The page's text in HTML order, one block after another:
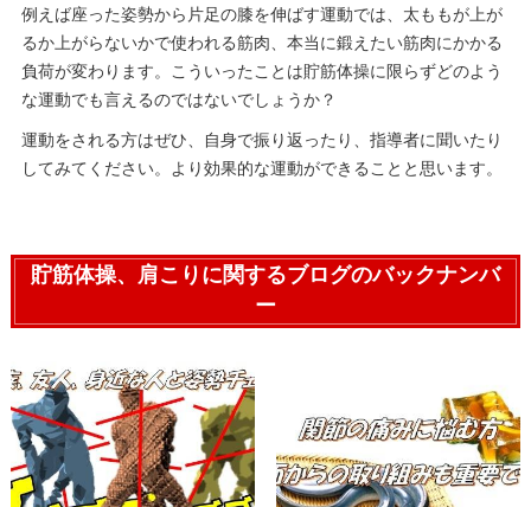
例えば座った姿勢から片足の膝を伸ばす運動では、太ももが上が
るか上がらないかで使われる筋肉、本当に鍛えたい筋肉にかかる
負荷が変わります。こういったことは貯筋体操に限らずどのよう
な運動でも言えるのではないでしょうか？
運動をされる方はぜひ、自身で振り返ったり、指導者に聞いたり
してみてください。より効果的な運動ができることと思います。
貯筋体操、肩こりに関するブログのバックナンバ
ー